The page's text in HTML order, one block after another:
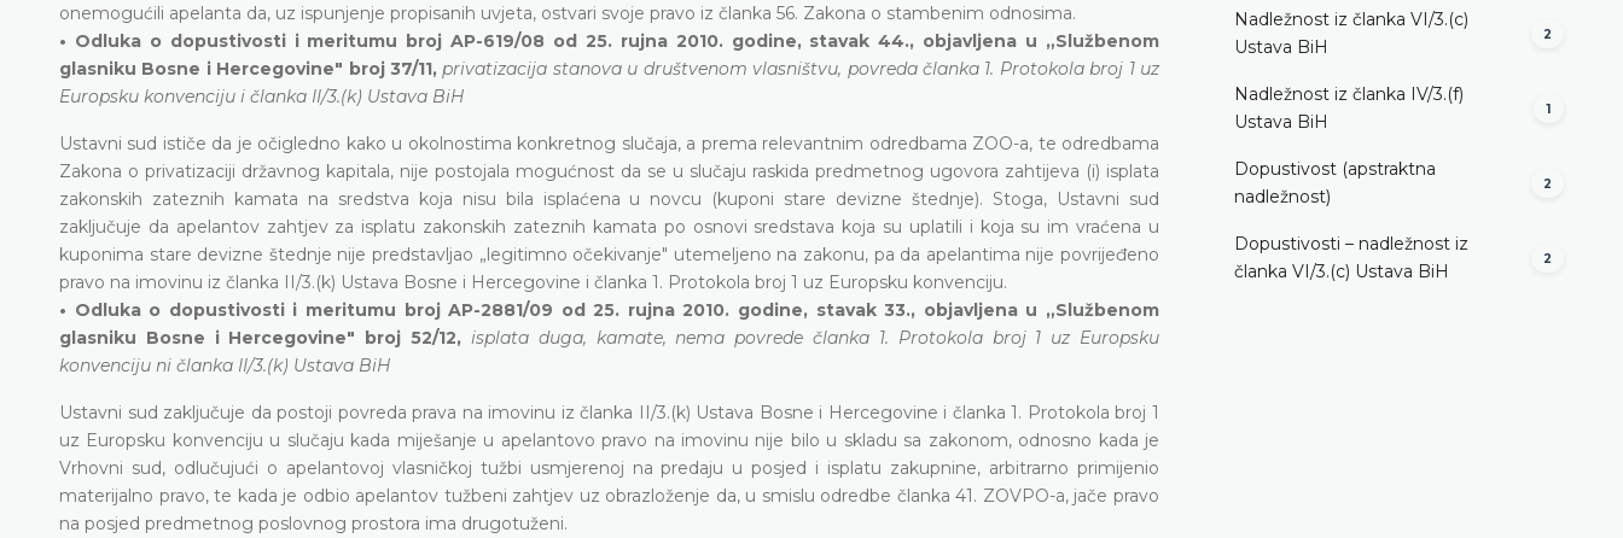
onemogućili apelanta da, uz ispunjenje propisanih uvjeta, ostvari svoje pravo iz članka 56. Zakona o stambenim odnosima.
• Odluka o dopustivosti i meritumu broj AP-619/08 od 25. rujna 2010. godine, stavak 44., objavljena u „Službenom
glasniku Bosne i Hercegovine" broj 37/11, privatizacija stanova u društvenom vlasništvu, povreda članka 1. Protokola broj 1 uz
Europsku konvenciju i članka II/3.(k) Ustava BiH
Ustavni sud ističe da je očigledno kako u okolnostima konkretnog slučaja, a prema relevantnim odredbama ZOO-a, te odredbama
Zakona o privatizaciji državnog kapitala, nije postojala mogućnost da se u slučaju raskida predmetnog ugovora zahtijeva (i) isplata
zakonskih zateznih kamata na sredstva koja nisu bila isplaćena u novcu (kuponi stare devizne štednje). Stoga, Ustavni sud
zaključuje da apelantov zahtjev za isplatu zakonskih zateznih kamata po osnovi sredstava koja su uplatili i koja su im vraćena u
kuponima stare devizne štednje nije predstavljao „legitimno očekivanje" utemeljeno na zakonu, pa da apelantima nije povrijeđeno
pravo na imovinu iz članka II/3.(k) Ustava Bosne i Hercegovine i članka 1. Protokola broj 1 uz Europsku konvenciju.
• Odluka o dopustivosti i meritumu broj AP-2881/09 od 25. rujna 2010. godine, stavak 33., objavljena u „Službenom
glasniku Bosne i Hercegovine" broj 52/12, isplata duga, kamate, nema povrede članka 1. Protokola broj 1 uz Europsku
konvenciju ni članka II/3.(k) Ustava BiH
Ustavni sud zaključuje da postoji povreda prava na imovinu iz članka II/3.(k) Ustava Bosne i Hercegovine i članka 1. Protokola broj 1
uz Europsku konvenciju u slučaju kada miješanje u apelantovo pravo na imovinu nije bilo u skladu sa zakonom, odnosno kada je
Vrhovni sud, odlučujući o apelantovoj vlasničkoj tužbi usmjerenoj na predaju u posjed i isplatu zakupnine, arbitrarno primijenio
materijalno pravo, te kada je odbio apelantov tužbeni zahtjev uz obrazloženje da, u smislu odredbe članka 41. ZOVPO-a, jače pravo
na posjed predmetnog poslovnog prostora ima drugotuženi.
Nadležnost iz članka VI/3.(c)
Ustava BiH
2
Nadležnost iz članka IV/3.(f)
Ustava BiH
1
Dopustivost (apstraktna
nadležnost)
2
Dopustivosti – nadležnost iz
članka VI/3.(c) Ustava BiH
2